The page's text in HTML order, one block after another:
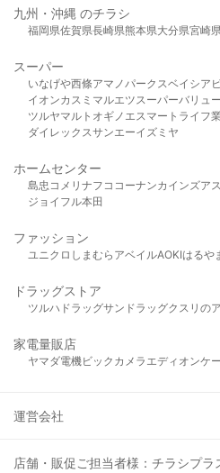
九州・沖縄 のチラシ
福岡県佐賀県長崎県熊本県大分県宮崎
スーパー
いなげや西條アマノパークスベイシア
イオンカスミ マルエツスーパーバリュー
ツルヤマルト オギノ エスマート ライフ
ダイレックスサンエーイズミヤ
ホームセンター
島忠 コメリ ナフコ コーナンカインズア
ジョイフル本田
ファッション
ユニクロ しまむら アベイルAOKIはるや
ドラッグストア
ツルハドラッグサンドラッグクスリの
家電量販店
ヤマダ電機ビックカメラ エディオンケ
運営会社
店舗・販促ご担当者様：チラシプラ